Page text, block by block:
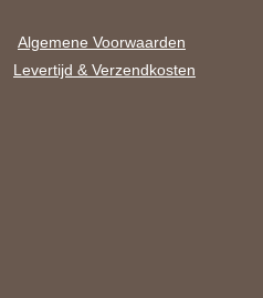
Algemene Voorwaarden
Levertijd & Verzendkosten